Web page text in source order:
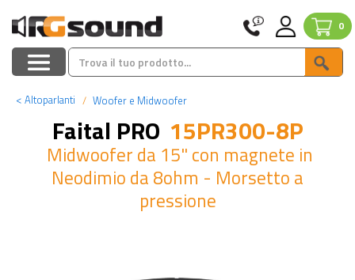
0
< Altoparlanti Woofer e Midwoofer
Faital PRO 15PR300-8P
Midwoofer da 15" con magnete in
Neodimio da 8ohm - Morsetto a
pressione